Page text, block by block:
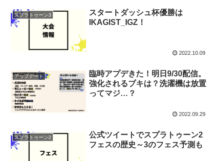
スプラトゥーン3
スタートダッシュ杯優勝は
IKAGIST_IGZ！
2022.10.09
アップデート
臨時アプデきた！明日9/30配信。
強化されるブキは？洗濯機は放置
ってマジ…？
2022.09.29
スプラトゥーン2
公式ツイートでスプラトゥーン2
フェスの歴史～3のフェス予測も